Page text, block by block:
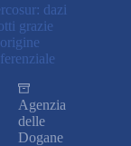
dazi
grazie
Agenzia
delle
Dogane